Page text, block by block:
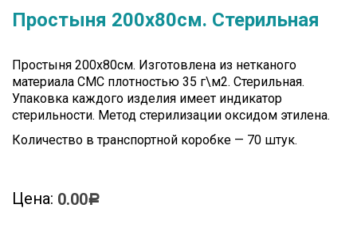
Простыня 200х80см. Стерильная
Простыня 200х80см. Изготовлена из нетканого
материала СМС плотностью 35 г\м2. Стерильная.
Упаковка каждого изделия имеет индикатор
стерильности. Метод стерилизации оксидом этилена.
Количество в транспортной коробке — 70 штук.
Цена: 0.00Р